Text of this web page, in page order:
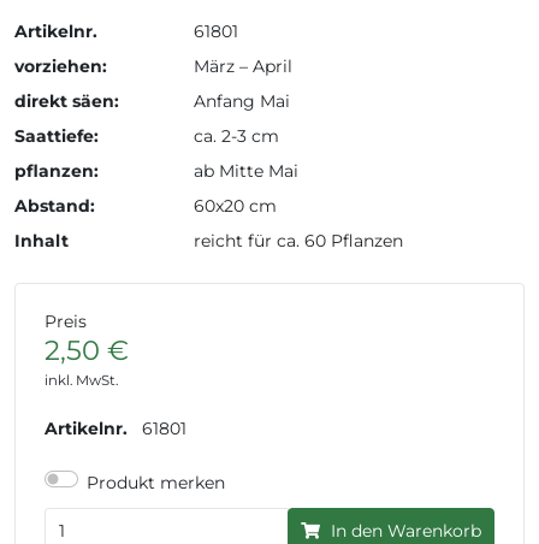
Artikelnr.
61801
vorziehen:
März – April
direkt säen:
Anfang Mai
Saattiefe:
ca. 2-3 cm
pflanzen:
ab Mitte Mai
Abstand:
60x20 cm
Inhalt
reicht für ca. 60 Pflanzen
Preis
2,50 €
inkl. MwSt.
Artikelnr. 61801
Produkt merken
In den Warenkorb